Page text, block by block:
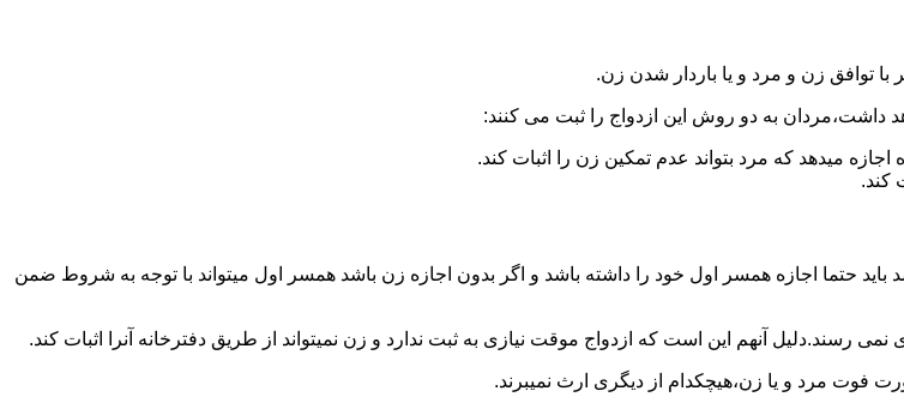
توافق زن و مرد و یا باردار شدن زن.
داشت،مردان به دو روش این ازدواج را ثبت می کنند:
اجازه میدهد که مرد بتواند عدم تمکین زن را اثبات کند.
کند.
حتما اجازه همسر اول خود را داشته باشد و اگر بدون اجازه زن باشد همسر اول میتواند با توجه به شروط ضمن
نمی رسند.دلیل آنهم این است که ازدواج موقت نیازی به ثبت ندارد و زن نمیتواند از طریق دفترخانه آنرا اثبات کند.
فوت مرد و یا زن،هیچکدام از دیگری ارث نمیبرند.